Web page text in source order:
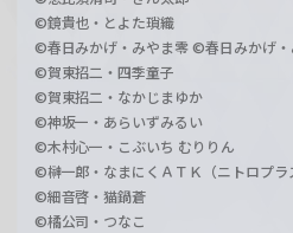
©鏡貴也・とよた瑣織
©春日みかげ・みやま零 ©春日みかげ・
©賀東招二・四季童子
©賀東招二・なかじまゆか
©神坂一・あらいずみるい
©木村心一・こぶいち むりりん
©榊一郎・なまにくＡＴＫ（ニトロプラ
©細音啓・猫鍋蒼
©橘公司・つなこ